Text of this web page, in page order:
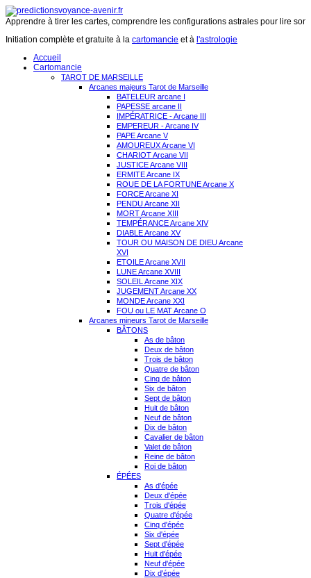
Apprendre à tirer les cartes, comprendre les configurations astrales pour lire
Initiation complète et gratuite à la cartomancie et à l'astrologie
Accueil
Cartomancie
TAROT DE MARSEILLE
Arcanes majeurs Tarot de Marseille
BATELEUR arcane I
PAPESSE arcane II
IMPÉRATRICE - Arcane III
EMPEREUR - Arcane IV
PAPE Arcane V
AMOUREUX Arcane VI
CHARIOT Arcane VII
JUSTICE Arcane VIII
ERMITE Arcane IX
ROUE DE LA FORTUNE Arcane X
FORCE Arcane XI
PENDU Arcane XII
MORT Arcane XIII
TEMPÉRANCE Arcane XIV
DIABLE Arcane XV
TOUR OU MAISON DE DIEU Arcane
XVI
ETOILE Arcane XVII
LUNE Arcane XVIII
SOLEIL Arcane XIX
JUGEMENT Arcane XX
MONDE Arcane XXI
FOU ou LE MAT Arcane O
Arcanes mineurs Tarot de Marseille
BÂTONS
As de bâton
Deux de bâton
Trois de bâton
Quatre de bâton
Cinq de bâton
Six de bâton
Sept de bâton
Huit de bâton
Neuf de bâton
Dix de bâton
Cavalier de bâton
Valet de bâton
Reine de bâton
Roi de bâton
ÉPÉES
As d'épée
Deux d'épée
Trois d'épée
Quatre d'épée
Cinq d'épée
Six d'épée
Sept d'épée
Huit d'épée
Neuf d'épée
Dix d'épée